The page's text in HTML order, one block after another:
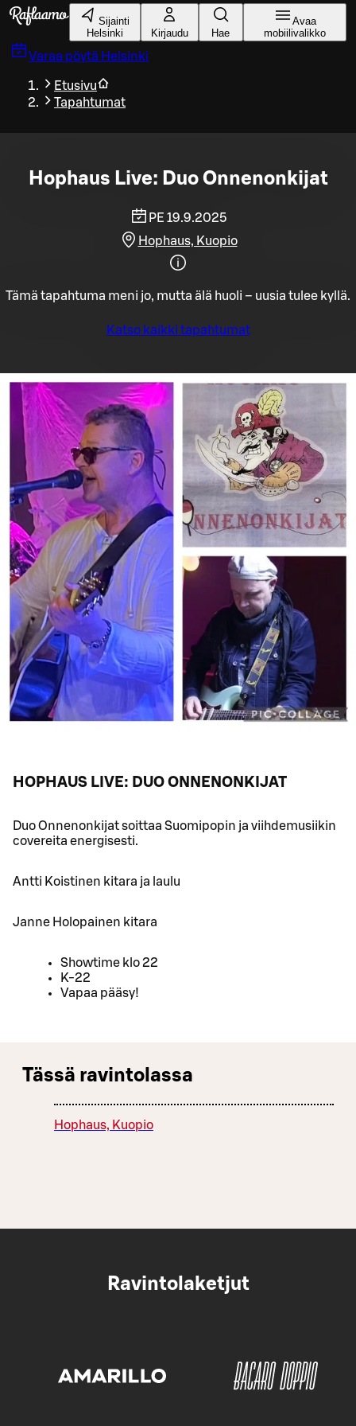
Siirry pääsisältöön
Sijainti
Helsinki
Kirjaudu Hae
Avaa
mobiilivalikko
Varaa pöytä Helsinki
Etusivu
Tapahtumat
Hophaus Live: Duo Onnenonkijat
PE 19.9.2025
Hophaus, Kuopio
Tämä tapahtuma meni jo, mutta älä huoli – uusia tulee kyllä.
Katso kaikki tapahtumat
HOPHAUS LIVE: DUO ONNENONKIJAT
Duo Onnenonkijat soittaa Suomipopin ja viihdemusiikin
covereita energisesti.
Antti Koistinen kitara ja laulu
Janne Holopainen kitara
Showtime klo 22
K-22
Vapaa pääsy!
Tässä ravintolassa
Hophaus, Kuopio
Ravintolaketjut